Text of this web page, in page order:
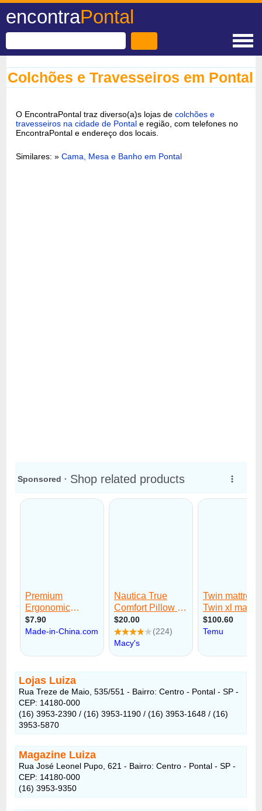
encontraPontal
Colchões e Travesseiros em Pontal
O EncontraPontal traz diverso(a)s lojas decolchões e
travesseiros na cidade de Pontal e região, com telefones no
EncontraPontal e endereço dos locais.
Similares: »Cama, Mesa e Banho em Pontal
Lojas Luiza
Rua Treze de Maio, 535/551 - Bairro: Centro - Pontal - SP -
CEP: 14180-000
(16) 3953-2390 / (16) 3953-1190 / (16) 3953-1648 / (16)
3953-5870
Magazine Luiza
Rua José Leonel Pupo, 621 - Bairro: Centro - Pontal - SP -
CEP: 14180-000
(16) 3953-9350